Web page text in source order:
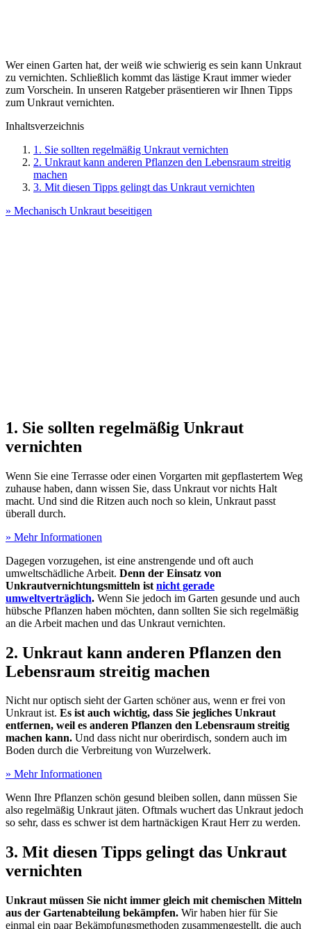
Wer einen Garten hat, der weiß wie schwierig es sein kann Unkraut
zu vernichten. Schließlich kommt das lästige Kraut immer wieder
zum Vorschein. In unseren Ratgeber präsentieren wir Ihnen Tipps
zum Unkraut vernichten.
Inhaltsverzeichnis
1. Sie sollten regelmäßig Unkraut vernichten
2. Unkraut kann anderen Pflanzen den Lebensraum streitig
machen
3. Mit diesen Tipps gelingt das Unkraut vernichten
» Mechanisch Unkraut beseitigen
1. Sie sollten regelmäßig Unkraut
vernichten
Wenn Sie eine Terrasse oder einen Vorgarten mit gepflastertem Weg
zuhause haben, dann wissen Sie, dass Unkraut vor nichts Halt
macht. Und sind die Ritzen auch noch so klein, Unkraut passt
überall durch.
» Mehr Informationen
Dagegen vorzugehen, ist eine anstrengende und oft auch
umweltschädliche Arbeit. Denn der Einsatz von
Unkrautvernichtungsmitteln ist nicht gerade
umweltverträglich. Wenn Sie jedoch im Garten gesunde und auch
hübsche Pflanzen haben möchten, dann sollten Sie sich regelmäßig
an die Arbeit machen und das Unkraut vernichten.
2. Unkraut kann anderen Pflanzen den
Lebensraum streitig machen
Nicht nur optisch sieht der Garten schöner aus, wenn er frei von
Unkraut ist. Es ist auch wichtig, dass Sie jegliches Unkraut
entfernen, weil es anderen Pflanzen den Lebensraum streitig
machen kann. Und dass nicht nur oberirdisch, sondern auch im
Boden durch die Verbreitung von Wurzelwerk.
» Mehr Informationen
Wenn Ihre Pflanzen schön gesund bleiben sollen, dann müssen Sie
also regelmäßig Unkraut jäten. Oftmals wuchert das Unkraut jedoch
so sehr, dass es schwer ist dem hartnäckigen Kraut Herr zu werden.
3. Mit diesen Tipps gelingt das Unkraut
vernichten
Unkraut müssen Sie nicht immer gleich mit chemischen Mitteln
aus der Gartenabteilung bekämpfen. Wir haben hier für Sie
einmal ein paar Bekämpfungsmethoden zusammengestellt, die auch